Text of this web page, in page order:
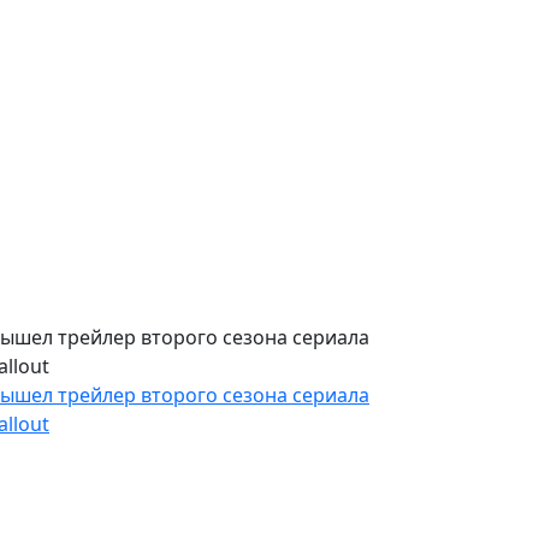
трейлер второго сезона сериала
трейлер второго сезона сериала